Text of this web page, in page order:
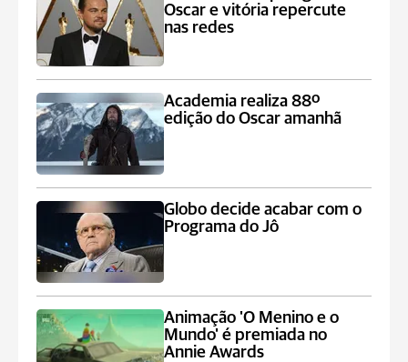
Oscar e vitória repercute
nas redes
Academia realiza 88º
edição do Oscar amanhã
Globo decide acabar com o
Programa do Jô
Animação 'O Menino e o
Mundo' é premiada no
Annie Awards